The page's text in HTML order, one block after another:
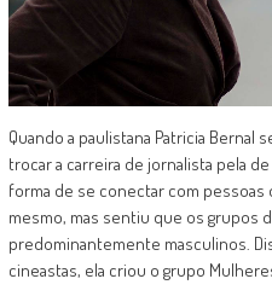
Quando a paulistana Patricia Bernal
trocar a carreira de jornalista pela
forma de se conectar com pessoas
mesmo, mas sentiu que os grupos
predominantemente masculinos.
cineastas, ela criou o grupo